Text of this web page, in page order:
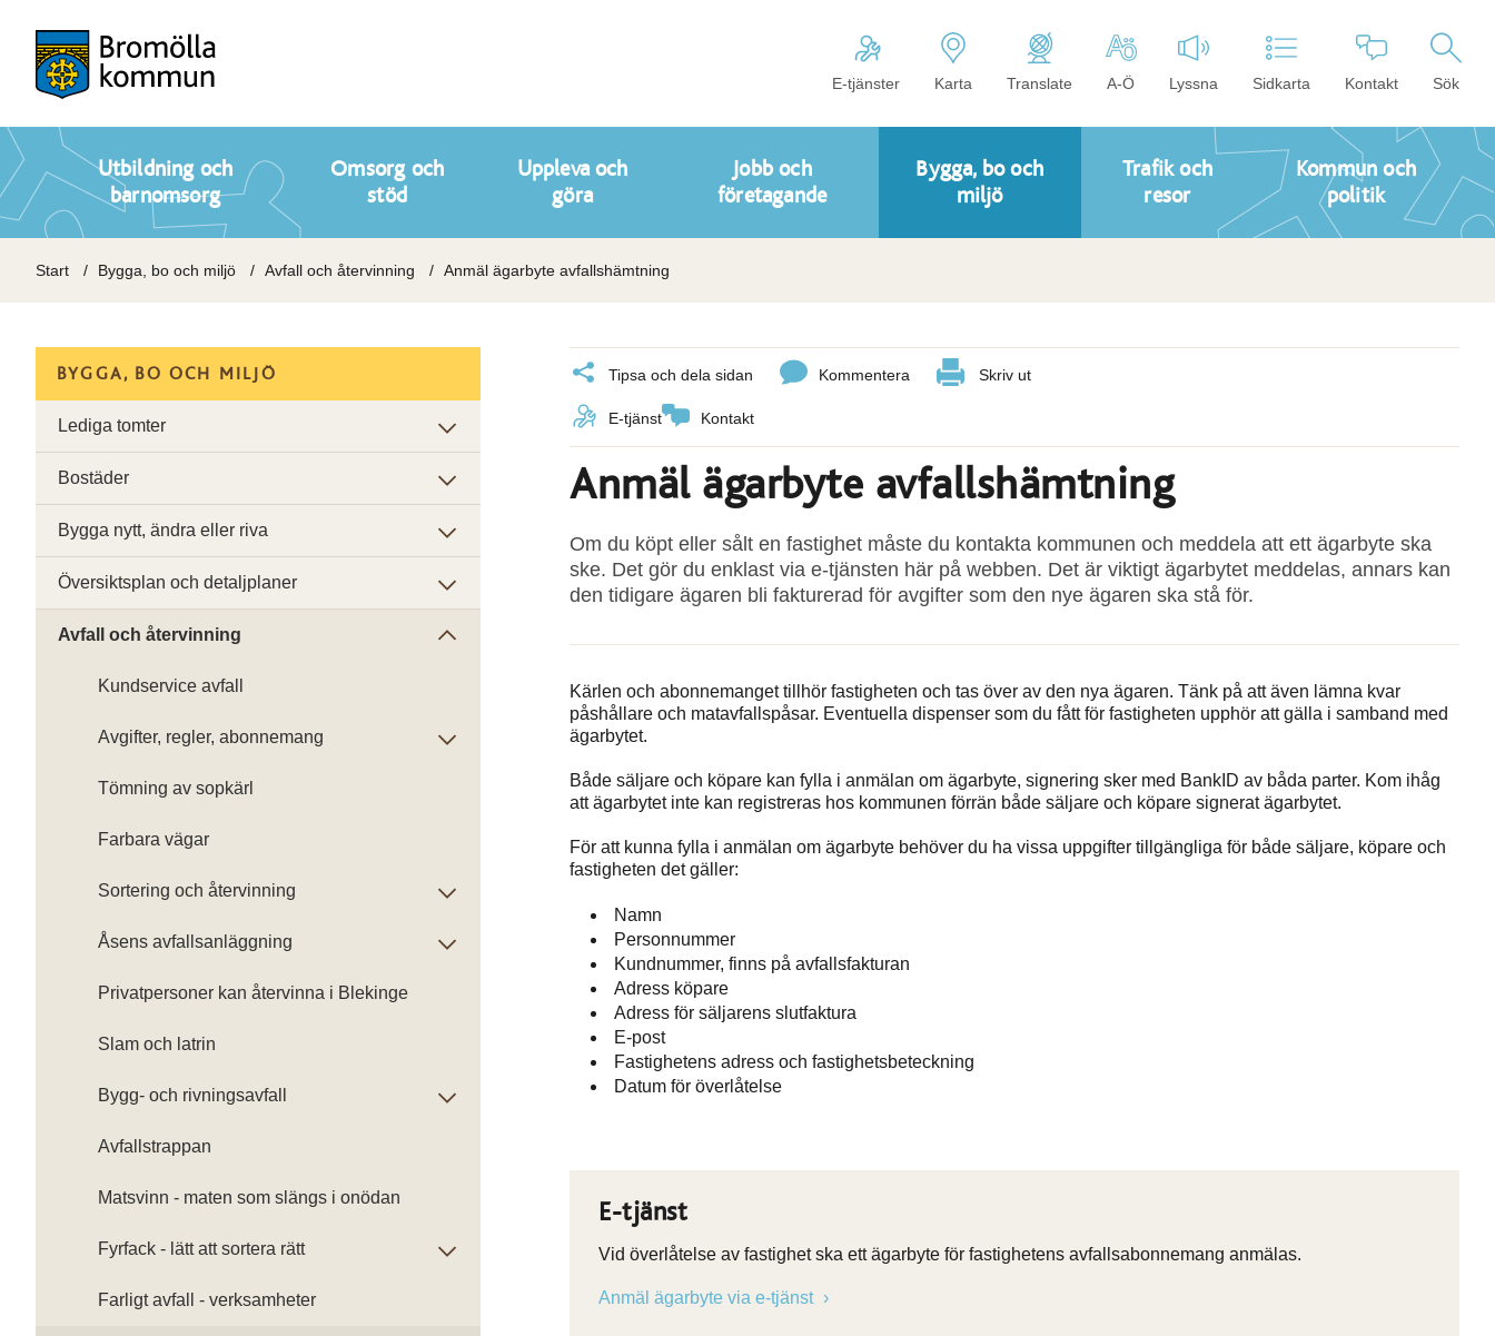
E-tjänster Karta Translate A-Ö Lyssna Sidkarta Kontakt Sök
Utbildning och
barnomsorg
Omsorg och
stöd
Uppleva och
göra
Jobb och
företagande
Bygga, bo och
miljö
Trafik och
resor
Kommun och
politik
Start Bygga, bo och miljö Avfall och återvinning Anmäl ägarbyte avfallshämtning
Tipsa och dela sidan Kommentera Skriv ut
E-tjänst Kontakt
Anmäl ägarbyte avfallshämtning
Om du köpt eller sålt en fastighet måste du kontakta kommunen och meddela att ett ägarbyte ska
ske. Det gör du enklast via e-tjänsten här på webben. Det är viktigt ägarbytet meddelas, annars kan
den tidigare ägaren bli fakturerad för avgifter som den nye ägaren ska stå för.
Kärlen och abonnemanget tillhör fastigheten och tas över av den nya ägaren. Tänk på att även lämna kvar
påshållare och matavfallspåsar. Eventuella dispenser som du fått för fastigheten upphör att gälla i samband med
ägarbytet.
Både säljare och köpare kan fylla i anmälan om ägarbyte, signering sker med BankID av båda parter. Kom ihåg
att ägarbytet inte kan registreras hos kommunen förrän både säljare och köpare signerat ägarbytet.
För att kunna fylla i anmälan om ägarbyte behöver du ha vissa uppgifter tillgängliga för både säljare, köpare och
fastigheten det gäller:
Namn
Personnummer
Kundnummer, finns på avfallsfakturan
Adress köpare
Adress för säljarens slutfaktura
E-post
Fastighetens adress och fastighetsbeteckning
Datum för överlåtelse
E-tjänst
Vid överlåtelse av fastighet ska ett ägarbyte för fastighetens avfallsabonnemang anmälas.
Anmäl ägarbyte via e-tjänst
BYGGA, BO OCH MILJÖ
Lediga tomter
Bostäder
Bygga nytt, ändra eller riva
Översiktsplan och detaljplaner
Avfall och återvinning
Kundservice avfall
Avgifter, regler, abonnemang
Tömning av sopkärl
Farbara vägar
Sortering och återvinning
Åsens avfallsanläggning
Privatpersoner kan återvinna i Blekinge
Slam och latrin
Bygg- och rivningsavfall
Avfallstrappan
Matsvinn - maten som slängs i onödan
Fyrfack - lätt att sortera rätt
Farligt avfall - verksamheter